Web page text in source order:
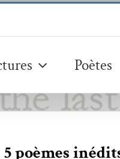
Poètes
poèmes